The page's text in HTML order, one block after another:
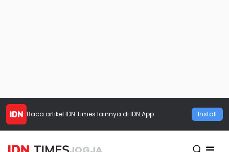
Baca artikel IDN Times lainnya di IDN App Install